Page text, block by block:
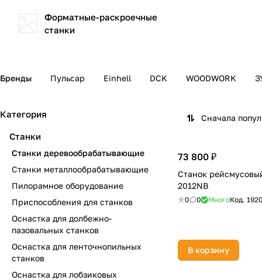
Форматные-раскроечные
станки
Бренды Пульсар Einhell DCK WOODWORK
Сначала
73 800 ₽
Станок
2012NB
0 0 МногоКод.
В корзину
Категория
Станки
Станки деревообрабатывающие
Станки металлообрабатывающие
Пилорамное оборудование
Приспособления для станков
Оснастка для долбежно-
пазовальных станков
Оснастка для ленточнопильных
станков
Оснастка для лобзиковых